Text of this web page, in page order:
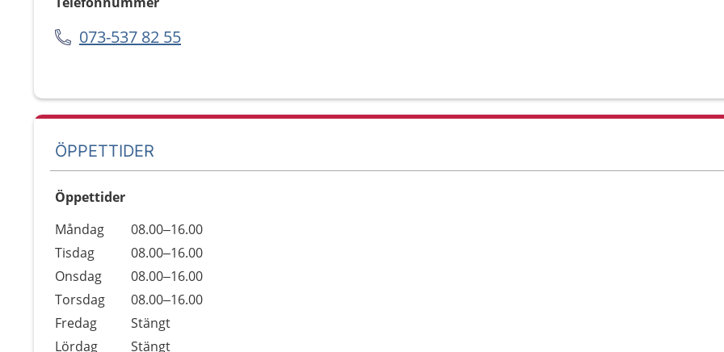
073-537 82 55
ÖPPETTIDER
Öppettider
Dag
Öppettider
Kommentarer
Måndag
08.00–16.00
Tisdag
08.00–16.00
Onsdag
08.00–16.00
Torsdag
08.00–16.00
Fredag
Stängt
Lördag
Stängt